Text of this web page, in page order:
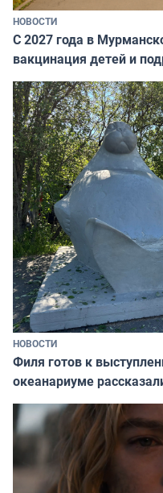
НОВОСТИ
С 2027 года в
вакцинация детей и
НОВОСТИ
Филя готов к
океанариуме